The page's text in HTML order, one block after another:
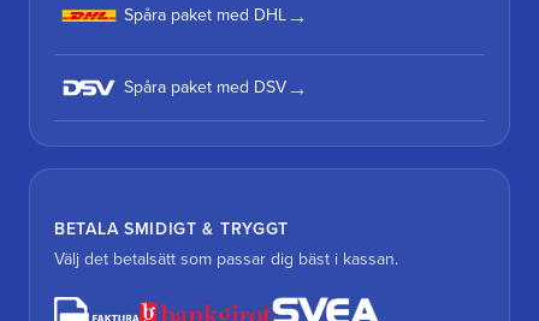
Spåra paket med DHL
Spåra paket med DSV
BETALA SMIDIGT & TRYGGT
Välj det betalsätt som passar dig bäst i kassan.